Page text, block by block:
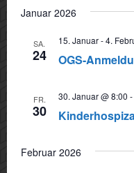
wählen.
Januar 2026
SA.
24 OGS-
15. Januar-4.
FR.
30
30. Januar @ 8:00 -
Februar 2026